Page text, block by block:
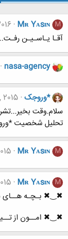
M
Mʀ Yᴀsɪɴ
آقـا یـاسـیـن
nasa-agency
*وروجک 2015
سلام.وقت
تحلیل شخصیت
M
Mʀ Yᴀsɪɴ
M
Mʀ Yᴀsɪɴ
✖‿✖ بـچـه هــای
✖‿✖ امــون از